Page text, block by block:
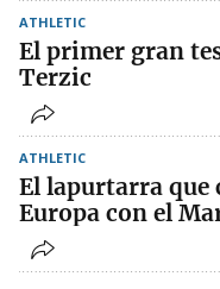
ATHLETIC
El primer gran
Terzic
ATHLETIC
El lapurtarra que
Europa con el